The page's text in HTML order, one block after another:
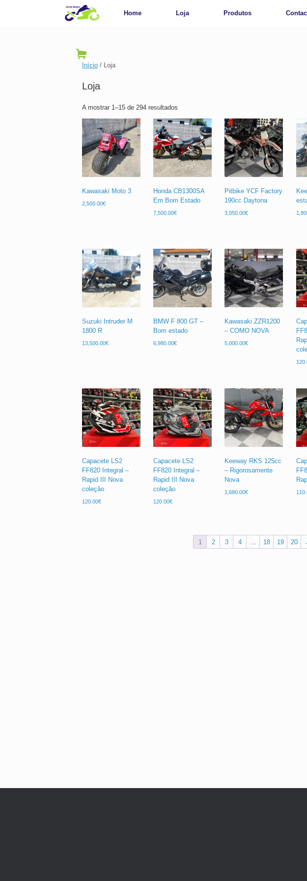
Home Loja Produtos
Início / Loja
Loja
A mostrar 1–15 de 294 resultados
Kawasaki Moto 3
2,500.00€
Honda CB1300SA
Em Bom Estado
7,500.00€
Pitbike YCF Factory
190cc Daytona
3,050.00€
Suzuki Intruder M
1800 R
13,500.00€
BMW F 800 GT –
Bom estado
6,980.00€
Kawasaki ZZR1200
– COMO NOVA
5,000.00€
Capacete LS2
FF820 Integral –
Rapid III Nova
coleção
120.00€
Capacete LS2
FF820 Integral –
Rapid III Nova
coleção
120.00€
Keeway RKS 125cc
– Rigorosamente
Nova
1,680.00€
1 2 3 4 18 19 20